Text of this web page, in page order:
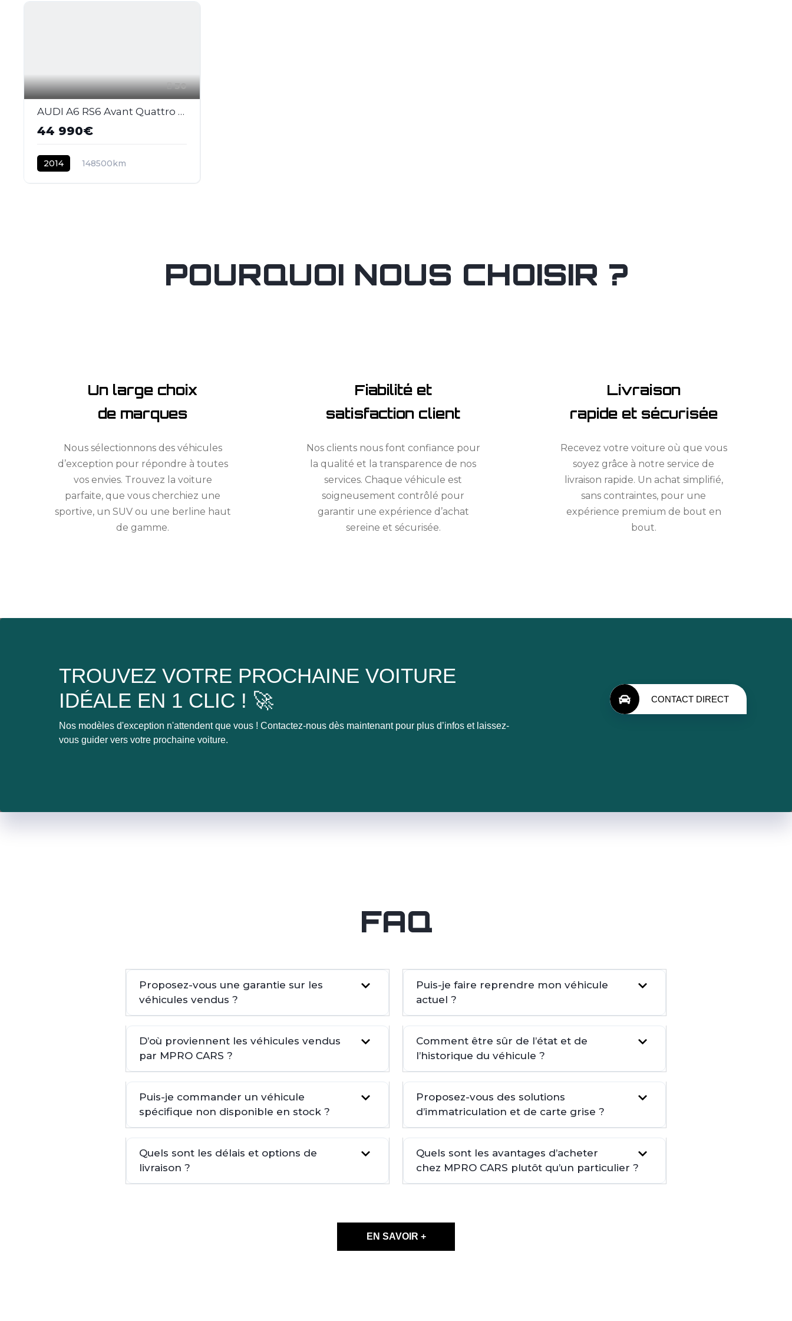
30
AUDI A6 RS6 Avant Quattro 4.0i V8 TFSI - 560 - BVA Tiptronic RS6 AVANT 2013 BREAK . PHASE 1
44 990€
2014
148500km
POURQUOI NOUS CHOISIR ?
Un large choix
de marques
Nous sélectionnons des véhicules
d’exception pour répondre à toutes
vos envies. Trouvez la voiture
parfaite, que vous cherchiez une
sportive, un SUV ou une berline haut
de gamme.
Fiabilité et
satisfaction client
Nos clients nous font confiance pour
la qualité et la transparence de nos
services. Chaque véhicule est
soigneusement contrôlé pour
garantir une expérience d’achat
sereine et sécurisée.
Livraison
rapide et sécurisée
Recevez votre voiture où que vous
soyez grâce à notre service de
livraison rapide. Un achat simplifié,
sans contraintes, pour une
expérience premium de bout en
bout.
TROUVEZ VOTRE PROCHAINE VOITURE
IDÉALE EN 1 CLIC ! 🚀
Nos modèles d'exception n'attendent que vous ! Contactez-nous dès maintenant pour plus d’infos et laissez-
vous guider vers votre prochaine voiture.
CONTACT DIRECT
FAQ
Proposez-vous une garantie sur les
véhicules vendus ?
D’où proviennent les véhicules vendus
par MPRO CARS ?
Puis-je commander un véhicule
spécifique non disponible en stock ?
Quels sont les délais et options de
livraison ?
Puis-je faire reprendre mon véhicule
actuel ?
Comment être sûr de l’état et de
l’historique du véhicule ?
Proposez-vous des solutions
d’immatriculation et de carte grise ?
Quels sont les avantages d’acheter
chez MPRO CARS plutôt qu’un particulier ?
EN SAVOIR +